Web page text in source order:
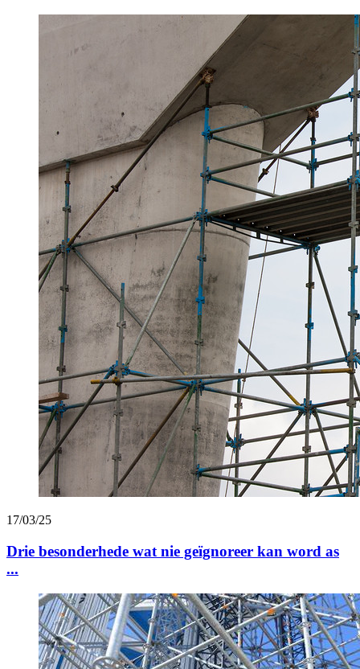
17/03/25
Drie besonderhede wat nie geïgnoreer kan word as
...